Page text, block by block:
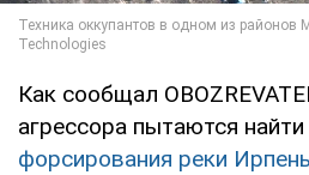
Как сообщал
агрессора пытаются
форсирования реки